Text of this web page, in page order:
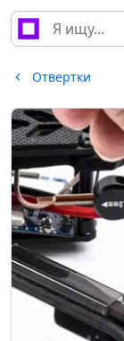
Отвертки